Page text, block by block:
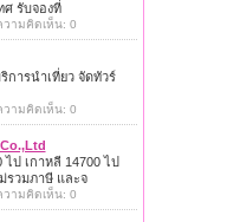
ศ รับจองที่
วามคิดเห็น: 0
การนำเที่ยว จัดทัวร์
วามคิดเห็น: 0
ไป เกาหลี 14700 ไป
รวมภาษี และจ
วามคิดเห็น: 0